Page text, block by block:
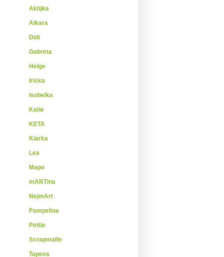
Aktijka
Alkara
Didi
Gabreta
Helge
Iriska
Isobelka
Katie
KETA
Kiarka
Lea
Mapo
mARTina
NejmArt
Pampelina
Pettie
Scrapmafie
Tapeva